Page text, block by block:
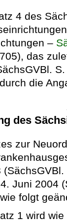
4 des
–
das
die
des
zur
Juni 2004
folgt
1 wird